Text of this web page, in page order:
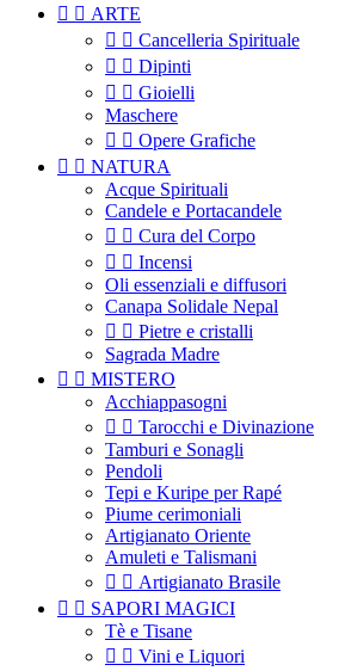
  ARTE
  Cancelleria Spirituale
  Dipinti
  Gioielli
Maschere
  Opere Grafiche
  NATURA
Acque Spirituali
Candele e Portacandele
  Cura del Corpo
  Incensi
Oli essenziali e diffusori
Canapa Solidale Nepal
  Pietre e cristalli
Sagrada Madre
  MISTERO
Acchiappasogni
  Tarocchi e Divinazione
Tamburi e Sonagli
Pendoli
Tepi e Kuripe per Rapé
Piume cerimoniali
Artigianato Oriente
Amuleti e Talismani
  Artigianato Brasile
  SAPORI MAGICI
Tè e Tisane
  Vini e Liquori